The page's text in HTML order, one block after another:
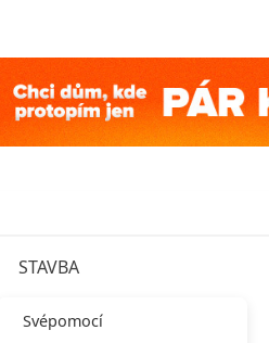
STAVBA
Svépomocí